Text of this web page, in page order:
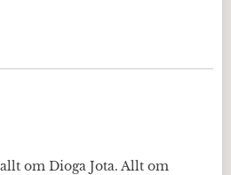
allt om Dioga Jota. Allt om